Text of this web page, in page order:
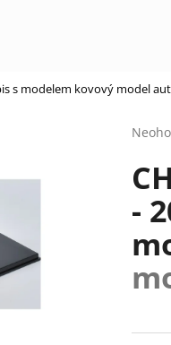
s modelem kovový model
je
z
-